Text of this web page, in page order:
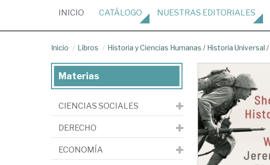
INICIO (CURRENT)
CATÁLOGO NUESTRAS EDITORIALES
Inicio Libros Historia y Ciencias Humanas / Historia Universal /
Materias
CIENCIAS SOCIALES
DERECHO
ECONOMÍA